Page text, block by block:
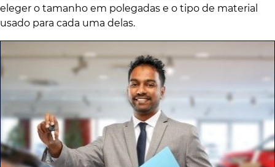
eleger o tamanho em polegadas e o tipo de material
usado para cada uma delas.